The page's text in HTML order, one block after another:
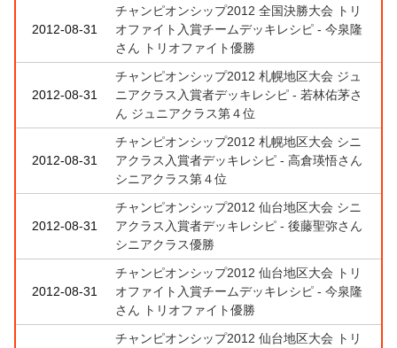
2012-08-31
チャンピオンシップ2012 全国決勝大会 トリ
オファイト入賞チームデッキレシピ - 今泉隆
さん トリオファイト優勝
2012-08-31
チャンピオンシップ2012 札幌地区大会 ジュ
ニアクラス入賞者デッキレシピ - 若林佑茅さ
ん ジュニアクラス第４位
2012-08-31
チャンピオンシップ2012 札幌地区大会 シニ
アクラス入賞者デッキレシピ - 高倉瑛悟さん
シニアクラス第４位
2012-08-31
チャンピオンシップ2012 仙台地区大会 シニ
アクラス入賞者デッキレシピ - 後藤聖弥さん
シニアクラス優勝
2012-08-31
チャンピオンシップ2012 仙台地区大会 トリ
オファイト入賞チームデッキレシピ - 今泉隆
さん トリオファイト優勝
チャンピオンシップ2012 仙台地区大会 トリ